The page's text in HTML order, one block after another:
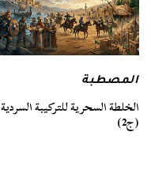
المصطبة
الخلطة السحرية للتركيبة السردية
(ج2)